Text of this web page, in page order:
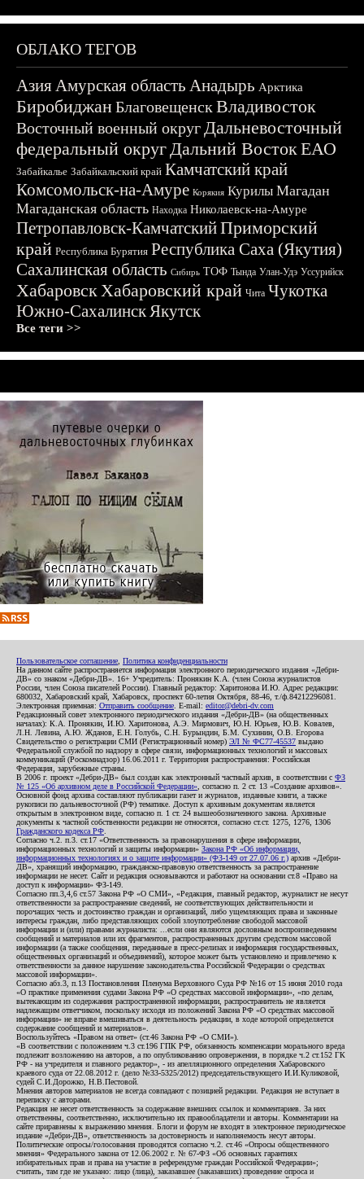
ОБЛАКО ТЕГОВ
АзияАмурская область Анадырь Арктика
БиробиджанБлаговещенскВладивосток
Восточный военный округДальневосточный
федеральный округДальний ВостокЕАО
Забайкалье Забайкальский край Камчатский край
Комсомольск-на-Амуре Корякия Курилы Магадан
Магаданская область Находка Николаевск-на-Амуре
Петропавловск-КамчатскийПриморский
край Республика Бурятия Республика Саха (Якутия)
Сахалинская область Сибирь ТОФ Тында Улан-Удэ Уссурийск
ХабаровскХабаровский край Чита Чукотка
Южно-СахалинскЯкутск
Все теги >>
Пользовательское соглашение Политика конфиденциальности
На данном сайте распространяется информация электронного периодического издания «Дебри-
ДВ» со знаком «Дебри-ДВ». 16+ Учредитель: Пронякин К.А. (член Союза журналистов
России, член Союза писателей России). Главный редактор: Харитонова И.Ю. Адрес редакции:
680032, Хабаровский край, Хабаровск, проспект 60-летия Октября, 88-46, т./ф.84212296081.
Электронная приемная: Отправить сообщение . E-mail: editor@debri-dv.com
Редакционный совет электронного периодического издания «Дебри-ДВ» (на общественных
началах): К.А. Пронякин, И.Ю. Харитонова, А.Э. Мирмович, Ю.Н. Юрьев, Ю.В. Ковалев,
Л.Н. Левина, А.Ю. Жданов, Е.Н. Голубь, С.Н. Бурындин, Б.М. Сухинин, О.В. Егорова
Свидетельство о регистрации СМИ (Регистрационный номер) ЭЛ № ФС77-45537 выдано
Федеральной службой по надзору в сфере связи, информационных технологий и массовых
коммуникаций (Роскомнадзор) 16.06.2011 г. Территория распространения: Российская
Федерация, зарубежные страны.
В 2006 г. проект «Дебри-ДВ» был создан как электронный частный архив, в соответствии с ФЗ
№ 125 «Об архивном деле в Российской Федерации» , согласно п. 2 ст. 13 «Создание архивов».
Основной фонд архива составляют публикации газет и журналов, изданные книги, а также
рукописи по дальневосточной (РФ) тематике. Доступ к архивным документам является
открытым в электронном виде, согласно п. 1 ст. 24 вышеобозначенного закона. Архивные
документы к частной собственности редакции не относятся, согласно ст.ст. 1275, 1276, 1306
Гражданского кодекса РФ
Согласно ч.2. п.3. ст.17 «Ответственность за правонарушения в сфере информации,
информационных технологий и защиты информации» Закона РФ «Об информации,
информационных технологиях и о защите информации» (ФЗ-149 от 27.07.06 г.) архив «Дебри-
ДВ», хранящий информацию, гражданско-правовую ответственность за распространение
информации не несет. Сайт и редакция основываются и работают на основании ст.8 «Право на
доступ к информации» ФЗ-149.
Согласно пп.3,4,6 ст.57 Закона РФ «О СМИ», «Редакция, главный редактор, журналист не несут
ответственности за распространение сведений, не соответствующих действительности и
порочащих честь и достоинство граждан и организаций, либо ущемляющих права и законные
интересы граждан, либо представляющих собой злоупотребление свободой массовой
информации и (или) правами журналиста: ...если они являются дословным воспроизведением
сообщений и материалов или их фрагментов, распространенных другим средством массовой
информации (а также сообщения, переданные в пресс-релизах и информация государственных,
общественных организаций и объединений), которое может быть установлено и привлечено к
ответственности за данное нарушение законодательства Российской Федерации о средствах
массовой информации».
Согласно абз.3, п.13 Постановления Пленума Верховного Суда РФ №16 от 15 июня 2010 года
«О практике применения судами Закона РФ «О средствах массовой информации», «по делам,
вытекающим из содержания распространенной информации, распространитель не является
надлежащим ответчиком, поскольку исходя из положений Закона РФ «О средствах массовой
информации» не вправе вмешиваться в деятельность редакции, в ходе которой определяется
содержание сообщений и материалов».
Воспользуйтесь «Правом на ответ» (ст.46 Закона РФ «О СМИ»).
«В соответствии с положением ч.3 ст.196 ГПК РФ, обязанность компенсации морального вреда
подлежит возложению на авторов, а по опубликованию опровержения, в порядке ч.2 ст.152 ГК
РФ - на учредителя и главного редактор», - из апелляционного определения Хабаровского
краевого суда от 22.08.2012 г. (дело №33-5325/2012) председательствующего И.И.Куликовой,
судей С.И.Дорожко, Н.В.Пестовой.
Мнения авторов материалов не всегда совпадают с позицией редакции. Редакция не вступает в
переписку с авторами.
Редакция не несет ответственность за содержание внешних ссылок и комментариев. За них
ответственны, соответственно, исключительно их правообладатели и авторы. Комментарии на
сайте приравнены к выражению мнения. Блоги и форум не входят в электронное периодическое
издание «Дебри-ДВ», ответственность за достоверность и наполняемость несут авторы.
Политические опросы/голосования проводятся согласно ч.2. ст.46 «Опросы общественного
мнения» Федерального закона от 12.06.2002 г. № 67-ФЗ «Об основных гарантиях
избирательных прав и права на участие в референдуме граждан Российской Федерации»;
считать, там где не указано: лицо (лица), заказавшее (заказавших) проведение опроса и